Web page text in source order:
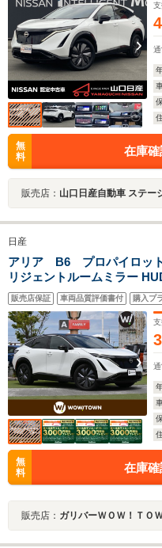
無
料
在庫
販売店： 山口日産自動車 ステー
日産
アリア B6 プロパイロッ
リジェントルームミラー
ート シートヒーター 純正
androidAuto Bluetooth ド
販売店保証 車両品質評価書付 購入プ
無
料
在庫
販売店： ガリバーＷＯＷ！ＴＯ